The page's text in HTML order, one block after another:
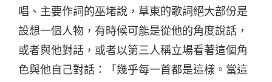
唱、主要作詞的巫堵說，草東的歌詞絕大部份是
設想一個人物，有時候可能是從他的角度說話，
或者與他對話，或者以第三人稱立場看著這個角
色與他自己對話：「幾乎每一首都是這樣。當這